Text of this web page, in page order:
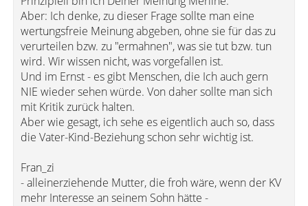
Aber: Ich denke, zu dieser Frage sollte man eine
wertungsfreie Meinung abgeben, ohne sie für das zu
verurteilen bzw. zu "ermahnen", was sie tut bzw. tun
wird. Wir wissen nicht, was vorgefallen ist.
Und im Ernst - es gibt Menschen, die Ich auch gern
NIE wieder sehen würde. Von daher sollte man sich
mit Kritik zurück halten.
Aber wie gesagt, ich sehe es eigentlich auch so, dass
die Vater-Kind-Beziehung schon sehr wichtig ist.
Fran_zi
- alleinerziehende Mutter, die froh wäre, wenn der KV
mehr Interesse an seinem Sohn hätte -